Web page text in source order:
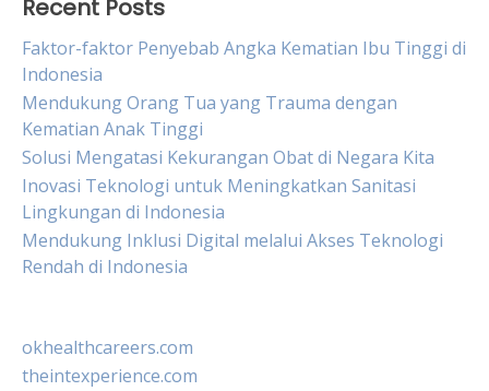
Recent Posts
Faktor-faktor Penyebab Angka Kematian Ibu Tinggi di
Indonesia
Mendukung Orang Tua yang Trauma dengan
Kematian Anak Tinggi
Solusi Mengatasi Kekurangan Obat di Negara Kita
Inovasi Teknologi untuk Meningkatkan Sanitasi
Lingkungan di Indonesia
Mendukung Inklusi Digital melalui Akses Teknologi
Rendah di Indonesia
okhealthcareers.com
theintexperience.com